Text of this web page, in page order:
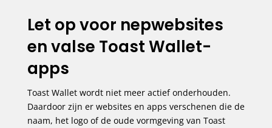
Let op voor nepwebsites
en valse Toast Wallet-
apps
Toast Wallet wordt niet meer actief onderhouden.
Daardoor zijn er websites en apps verschenen die de
naam, het logo of de oude vormgeving van Toast